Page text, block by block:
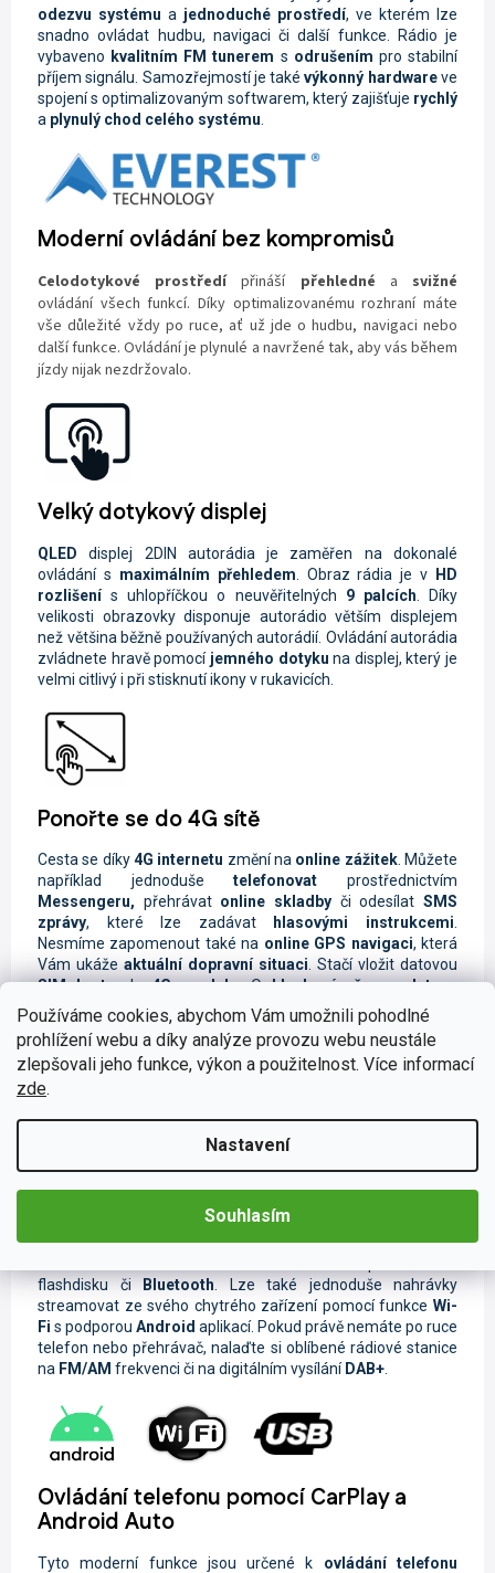
Používáme cookies, abychom Vám umožnili pohodlné
prohlížení webu a díky analýze provozu webu neustále
zlepšovali jeho funkce, výkon a použitelnost. Více informací
zde.
Nastavení
Souhlasím
odezvu systému a jednoduché prostředí, ve kterém lze
snadno ovládat hudbu, navigaci či další funkce. Rádio je
vybaveno kvalitním FM tunerem s odrušením pro stabilní
příjem signálu. Samozřejmostí je takévýkonný hardwareve
spojení s optimalizovaným softwarem, který zajišťuje rychlý
a plynulý chod celého systému.
Moderní ovládání bez kompromisů
Celodotykové prostředípřinášípřehledné a svižné
ovládání všech funkcí. Díky optimalizovanému rozhraní máte
vše důležité vždy po ruce, ať už jde o hudbu, navigaci nebo
další funkce. Ovládání je plynulé a navržené tak, aby vás během
jízdy nijak nezdržovalo.
Velký dotykový displej
QLEDdisplej
2DIN autorádia je zaměřen na dokonalé
ovládání s maximálním přehledem . Obraz rádia je v HD
rozlišenís uhlopříčkou o neuvěřitelných 9 palcích . Díky
velikosti obrazovky disponuje autorádio větším displejem
než většina běžně používaných autorádií. Ovládání autorádia
zvládnete hravě pomocí jemného dotyku na displej, který je
velmi citlivý i při stisknutí ikony v rukavicích.
Ponořte se do 4G sítě
Cesta se díky4G internetu změní na online zážitek. Můžete
například jednodušetelefonovat prostřednictvím
Messengeru, přehrávat online skladby či odesílatSMS
zprávy, které lze zadávat hlasovými instrukcemi.
Nesmíme zapomenout také na online GPS navigaci, která
Vám ukáže aktuální dopravní situaci. Stačí vložit datovou
SIM kartudo4G modulu. Obleskový přenos datse
postarají
4G antény , které lzejednoduše umístit
na skryté
místo Vašeho vozidla.
Muzika z mobilu či tabletu
jízdy neuvěřitelně zkrátí. Díky širokému spektru možnosti
připojení nebudete odkázáni pouze na rozhlasové vysílání.
flashdisku či
Bluetooth . Lze také jednoduše nahrávky
streamovat ze svého chytrého zařízení pomocí funkce Wi-
Fi s podporou Android aplikací. Pokud právě nemáte po ruce
telefon nebo přehrávač, nalaďte si oblíbené rádiové stanice
na FM/AM frekvenci či na digitálním vysílání DAB+
Ovládání telefonu pomocí CarPlay a
Android Auto
Tyto moderní funkce jsou určené k ovládání telefonu